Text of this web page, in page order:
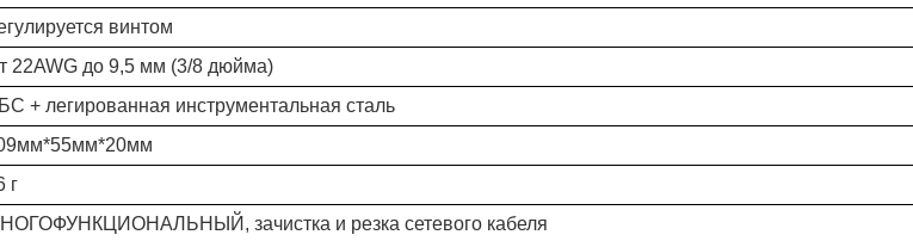
винтом
22AWG до 9,5 мм (3/8 дюйма)
+ легированная инструментальная сталь
г
зачистка и резка сетевого кабеля